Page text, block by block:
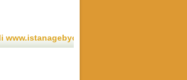
menyediakan gebyok dengan berbagai